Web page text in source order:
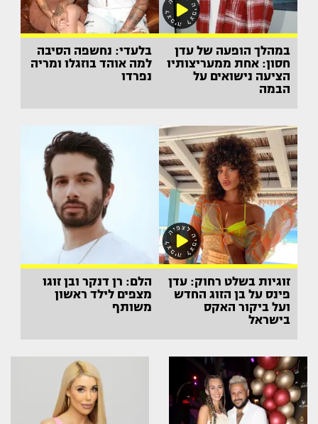
במהלך הופעה של עדן
חסון: אחת ממעריצותיו
הציעה נישואים על
הבמה
בלעדי: נחשפה הסיבה
למה אוהד בוזגלו ומריה
נפרדו
זוגיות בשלט רחוק: עדן
פינס על בן הזוג החדש
ועל ביקור האקס
בישראל
הלם: רן דנקר ובן זוגו
מצפים לילד ראשון
משותף